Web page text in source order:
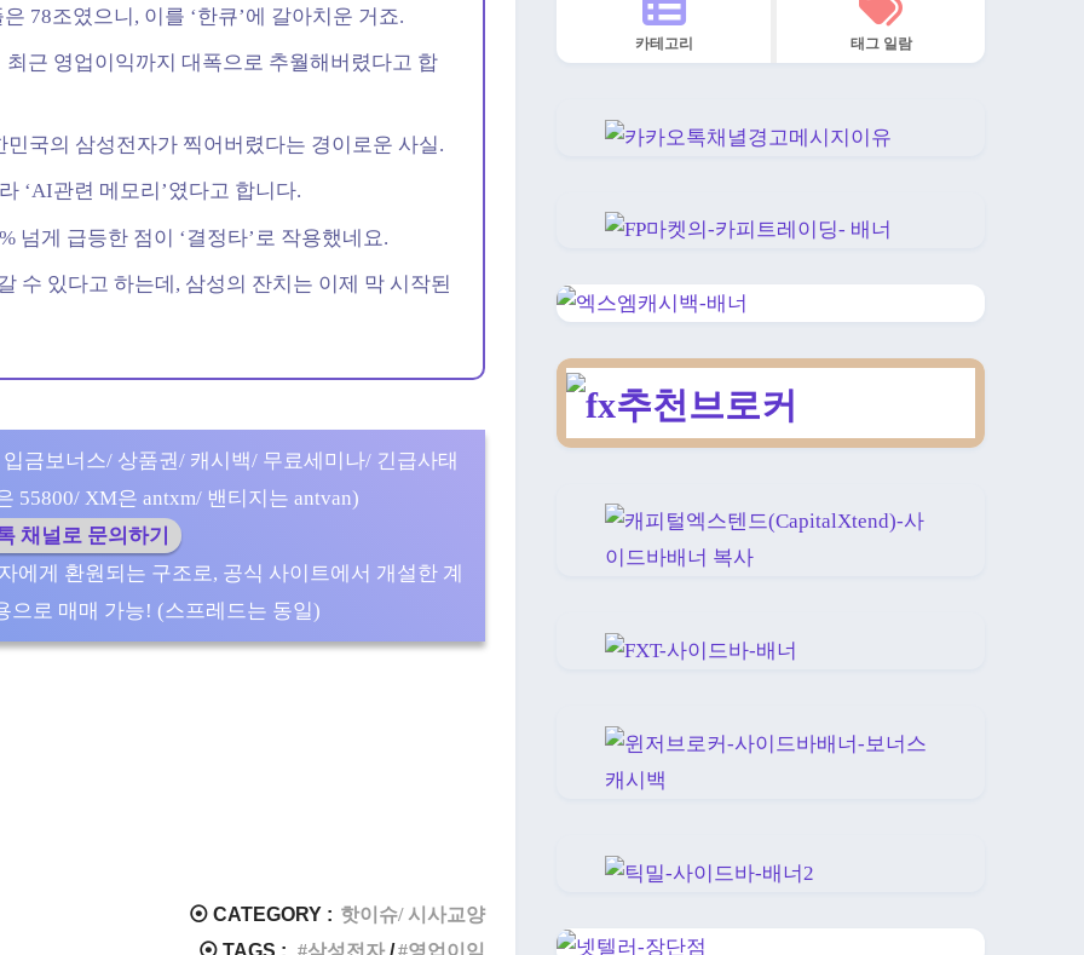
78조였으니, 이를 ‘한큐’에 갈아치운 거죠.
최근 영업이익까지 대폭으로 추월해버렸다고 합
민국의 삼성전자가 찍어버렸다는 경이로운 사실.
‘AI관련 메모리’였다고 합니다.
넘게 급등한 점이 ‘결정타’로 작용했네요.
수 있다고 하는데, 삼성의 잔치는 이제 막 시작된
금보너스/ 상품권/ 캐시백/ 무료세미나/ 긴급사태
55800/ XM은 antxm/ 밴티지는 antvan)
채널로 문의하기
에게 환원되는 구조로, 공식 사이트에서 개설한 계
으로 매매 가능! (스프레드는 동일)
⦿ CATEGORY : 핫이슈/ 시사교양
⦿ TAGS :
카테고리 태그 일람